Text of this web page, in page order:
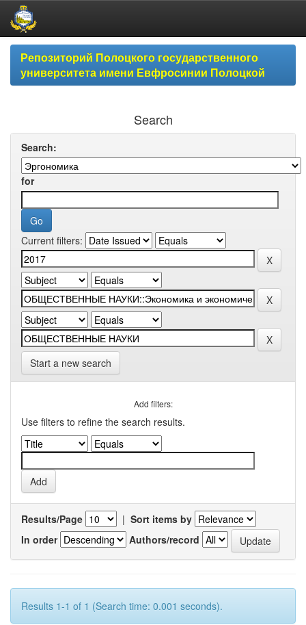
Skip
navigationРепозиторий Полоцкого государственного
университета имени Евфросинии Полоцкой
Search
Search:
for
Current filters:
Start a new search
Add filters:
Use filters to refine the search results.
Results/Page | Sort items by
In order
Authors/record
Results 1-1 of 1 (Search time: 0.001 seconds).